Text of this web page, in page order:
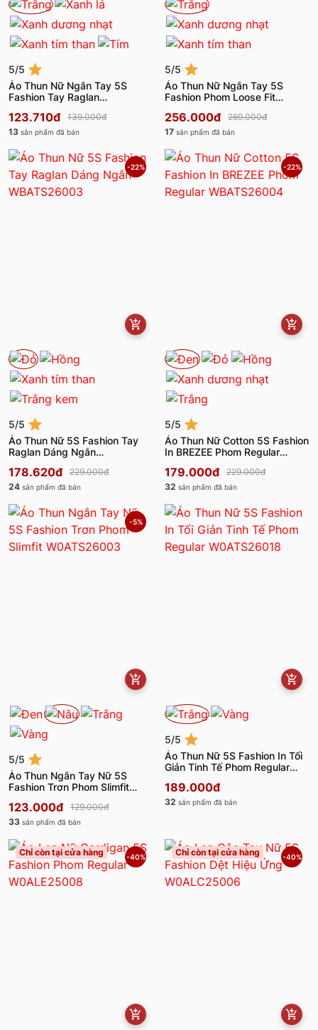
5/5
Áo Thun Nữ Ngắn Tay 5S
Fashion Tay Raglan
123.710đ
139.000đ
13 sản phẩm đã bán
5/5
Áo Thun Nữ Ngắn Tay 5S
Fashion Phom Loose Fit
256.000đ
269.000đ
17 sản phẩm đã bán
-22%
5/5
Áo Thun Nữ 5S Fashion Tay
Raglan Dáng Ngắn
178.620đ
229.000đ
24 sản phẩm đã bán
-22%
5/5
Áo Thun Nữ Cotton 5S Fashion
In BREZEE Phom Regular
179.000đ
229.000đ
32 sản phẩm đã bán
-5%
5/5
Áo Thun Ngắn Tay Nữ 5S
Fashion Trơn Phom Slimfit
123.000đ
129.000đ
33 sản phẩm đã bán
5/5
Áo Thun Nữ 5S Fashion In Tối
Giản Tinh Tế Phom Regular
189.000đ
32 sản phẩm đã bán
Chỉ còn tại cửa hàng -40% Chỉ còn tại cửa hàng -40%